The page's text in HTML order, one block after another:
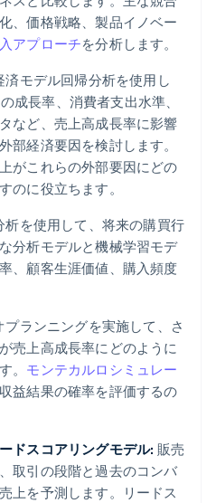
、価格戦略、製品イノベー
アプローチを分析します。
済モデル回帰分析を使用し
成長率、消費者支出水準、
など、売上高成長率に影響
部経済要因を検討します。
がこれらの外部要因にどの
のに役立ちます。
析を使用して、将来の購買行
分析モデルと機械学習モデ
、顧客生涯価値、購入頻度
プランニングを実施して、さ
売上高成長率にどのように
。 モンテカルロシミュレー
益結果の確率を評価するの
ドスコアリングモデル: 販売
取引の段階と過去のコンバ
上を予測します。リードス